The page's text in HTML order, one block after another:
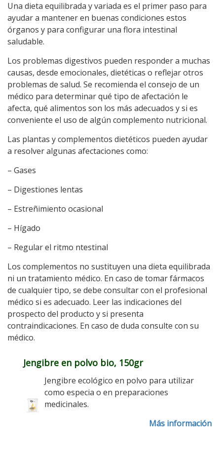
Una dieta equilibrada y variada es el primer paso para
ayudar a mantener en buenas condiciones estos
órganos y para configurar una flora intestinal
saludable.
Los problemas digestivos pueden responder a muchas
causas, desde emocionales, dietéticas o reflejar otros
problemas de salud. Se recomienda el consejo de un
médico para determinar qué tipo de afectación le
afecta, qué alimentos son los más adecuados y si es
conveniente el uso de algún complemento nutricional.
Las plantas y complementos dietéticos pueden ayudar
a resolver algunas afectaciones como:
– Gases
– Digestiones lentas
– Estreñimiento ocasional
– Hígado
– Regular el ritmo ntestinal
Los complementos no sustituyen una dieta equilibrada
ni un tratamiento médico. En caso de tomar fármacos
de cualquier tipo, se debe consultar con el profesional
médico si es adecuado. Leer las indicaciones del
prospecto del producto y si presenta
contraindicaciones. En caso de duda consulte con su
médico.
Jengibre en polvo bio, 150gr
Jengibre ecológico en polvo para utilizar
como especia o en preparaciones
medicinales.
Más información